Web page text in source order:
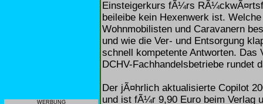
WERBUNG
Einsteigerkurs fÃ¼rs
beileibe kein Hexenwerk ist.
Wohnmobilisten und Caravanern
und wie die Ver- und Entsorgung
schnell kompetente Antworten.
DCHV-Fachhandelsbetriebe rundet
Der jÃ¤hrlich aktualisierte Copilot
und ist fÃ¼r 9,90 Euro beim Verlag